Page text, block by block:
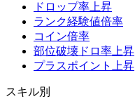
ドロップ率上昇
ランク経験値倍率
コイン倍率
部位破壊ドロ率上昇
プラスポイント上昇
スキル別